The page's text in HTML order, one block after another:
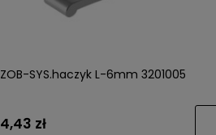
ZOB-SYS.haczyk L-6mm 3201005
4,43 zł